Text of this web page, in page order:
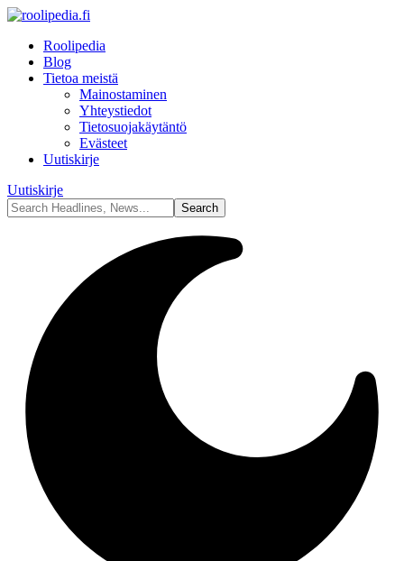
Roolipedia
Blog
Tietoa meistä
Mainostaminen
Yhteystiedot
Tietosuojakäytäntö
Evästeet
Uutiskirje
Uutiskirje